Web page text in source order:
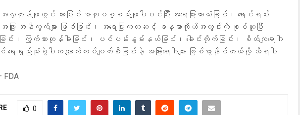
လှကုန်များတွင် တားမြစ် ဓာတုပစ္စည်းများပါဝင်ပြီး အရေပြားယားယံခြင်း၊ ရောင်ရမ်း
အဖြူ အနီကွက်များ ဖြစ်ခြင်း၊ အရေပြားကတဆင့် ခန္ဓာကိုယ်အတွင်းကို စုပ်ယူပြီး
င်း၊ ကြွက်သားတုန်ခါခြင်း၊ ပင်ပန်းနွမ်းနယ်ခြင်း၊ ခေါင်းကိုက်ခြင်း၊ စိတ်ကျရောဂါ
င် ရေရှည်သုံးစွဲပါက ကျောက်ကပ်ပျက်စီးခြင်းနဲ့ အခြားရောဂါများ ဖြစ်ပွားနိုင်တယ်လို့ သိရပါ
FDA
0